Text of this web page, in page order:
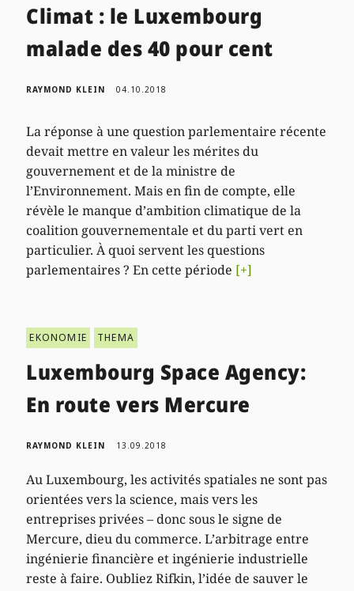
Climat : le Luxembourg
malade des 40 pour cent
RAYMOND KLEIN 04.10.2018
La réponse à une question parlementaire récente
devait mettre en valeur les mérites du
gouvernement et de la ministre de
l’Environnement. Mais en fin de compte, elle
révèle le manque d’ambition climatique de la
coalition gouvernementale et du parti vert en
particulier. À quoi servent les questions
parlementaires ? En cette période [+]
EKONOMIE THEMA
Luxembourg Space Agency:
En route vers Mercure
RAYMOND KLEIN 13.09.2018
Au Luxembourg, les activités spatiales ne sont pas
orientées vers la science, mais vers les
entreprises privées – donc sous le signe de
Mercure, dieu du commerce. L’arbitrage entre
ingénierie financière et ingénierie industrielle
reste à faire. Oubliez Rifkin, l’idée de sauver le